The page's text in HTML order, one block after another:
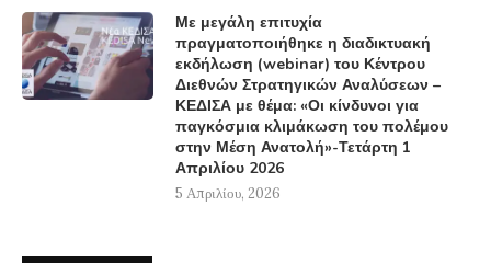
Με μεγάλη επιτυχία
πραγματοποιήθηκε η διαδικτυακή
εκδήλωση (webinar) του Κέντρου
Διεθνών Στρατηγικών Αναλύσεων –
ΚΕΔΙΣΑ με θέμα: «Οι κίνδυνοι για
παγκόσμια κλιμάκωση του πολέμου
στην Μέση Ανατολή»-Τετάρτη 1
Απριλίου 2026
5 Απριλίου, 2026